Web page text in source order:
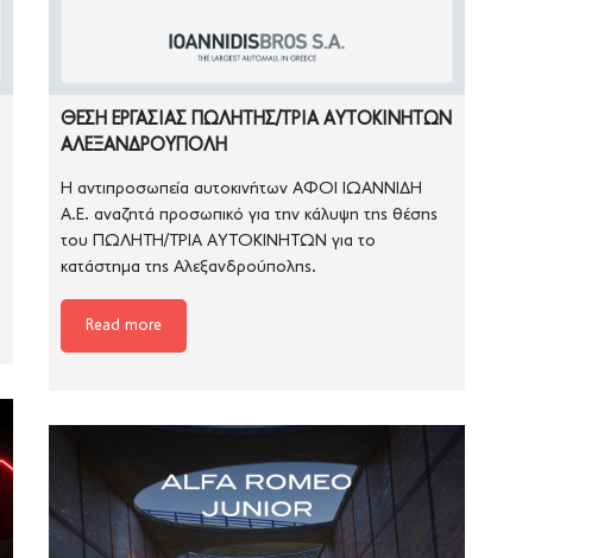
ΘΕΣΗ ΕΡΓΑΣΙΑΣ ΠΩΛΗΤΗΣ/ΤΡΙΑ ΑΥΤΟΚΙΝΗΤΩΝ
ΑΛΕΞΑΝΔΡΟΥΠΟΛΗ
H αντιπροσωπεία αυτοκινήτων ΑΦΟΙ ΙΩΑΝΝΙΔΗ
Α.Ε. αναζητά προσωπικό για την κάλυψη της θέσης
του ΠΩΛΗΤΗ/ΤΡΙΑ ΑΥΤΟΚΙΝΗΤΩΝ για το
κατάστημα της Αλεξανδρούπολης.
Read more